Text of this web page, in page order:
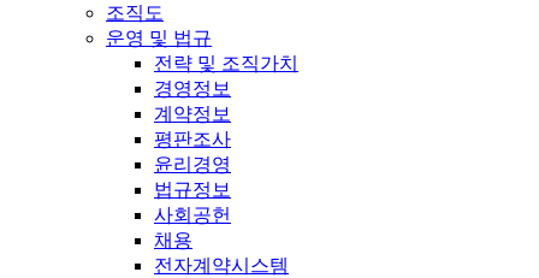
조직도
운영 및 법규
전략 및 조직가치
경영정보
계약정보
평판조사
윤리경영
법규정보
사회공헌
채용
전자계약시스템